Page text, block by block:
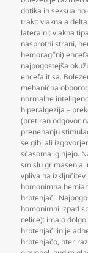
dotika in
trakt: vlakna a
lateralni: vlakna
nasprotni strani,
hemoragčni)
najpogostejša
encefalitisa.
mehanična
normalne
hiperalgezija –
(pretiran odgovor
prenehanju
se gibi ali
sčasoma iginjejo.
smislu grimasenja
vpliva na
homonimna
hrbtenjači.
homonimni izpad
celice): imajo
hrbtenjači in je
hrbtenjačo, hter